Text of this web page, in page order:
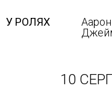
У РОЛЯХ
10